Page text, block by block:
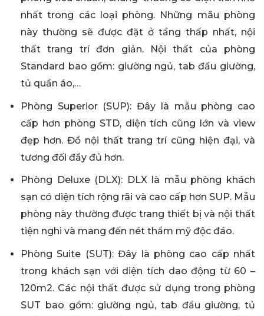
nhất trong các loại phòng. Những mãu phòng
này thường sẽ được đặt ở tầng thấp nhất, nội
thất trang trí đơn giản. Nội thất của phòng
Standard bao gồm: giường ngủ, tab đầu giường,
tủ quần áo,…
Phòng Superior (SUP): Đây là mẫu phòng cao
cấp hơn phòng STD, diện tích cũng lớn và view
đẹp hơn. Đồ nội thất trang trí cũng hiện đại, và
tương đối đầy đủ hơn.
Phòng Deluxe (DLX): DLX là mẫu phòng khách
sạn có diện tích rộng rãi và cao cấp hơn SUP. Mẫu
phòng này thường được trang thiết bị và nội thất
tiện nghi và mang đến nét thẩm mỹ độc đáo.
Phòng Suite (SUT): Đây là phòng cao cấp nhất
trong khách sạn với diện tích dao động từ 60 –
120m2. Các nội thất được sử dụng trong phòng
SUT bao gồm: giường ngủ, tab đầu giường, tủ